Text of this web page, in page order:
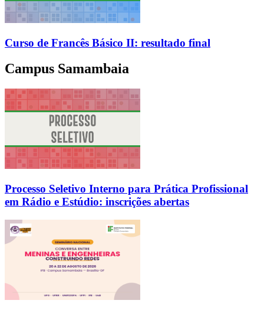
Curso de Francês Básico II: resultado final
Campus Samambaia
Processo Seletivo Interno para Prática Profissional
em Rádio e Estúdio: inscrições abertas